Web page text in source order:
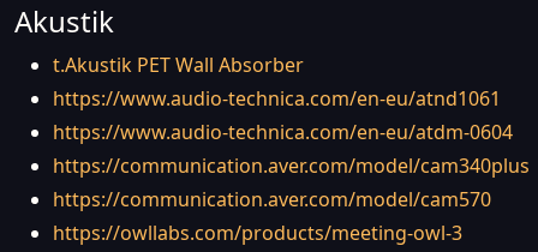
Akustik
t.Akustik PET Wall Absorber
https://www.audio-technica.com/en-eu/atnd1061
https://www.audio-technica.com/en-eu/atdm-0604
https://communication.aver.com/model/cam340plus
https://communication.aver.com/model/cam570
https://owllabs.com/products/meeting-owl-3